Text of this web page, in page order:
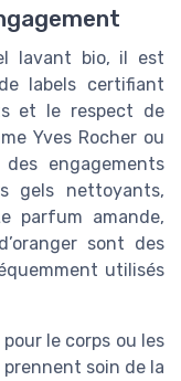
lavant bio, il est
labels certifiant
et le respect de
Yves Rocher ou
engagements
gels nettoyants,
parfum amande,
sont des
utilisés
le corps ou les
prennent soin de la